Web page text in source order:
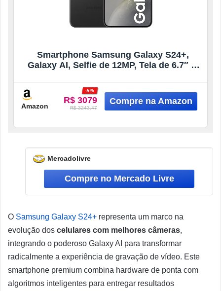
Smartphone Samsung Galaxy S24+,
Galaxy AI, Selfie de 12MP, Tela de 6.7″ 1-
(Seminovo)
Amazon
R$ 3079
-5%
R$ 3243.47
Mercadolivre
O Samsung Galaxy S24+ representa um marco na
evolução dos celulares com melhores câmeras,
integrando o poderoso Galaxy AI para transformar
radicalmente a experiência de gravação de vídeo. Este
smartphone premium combina hardware de ponta com
algoritmos inteligentes para entregar resultados